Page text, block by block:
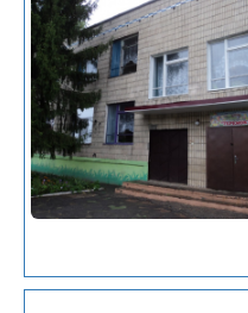
навчальний
заклад
(ясла
-
садок)
"Теремок"